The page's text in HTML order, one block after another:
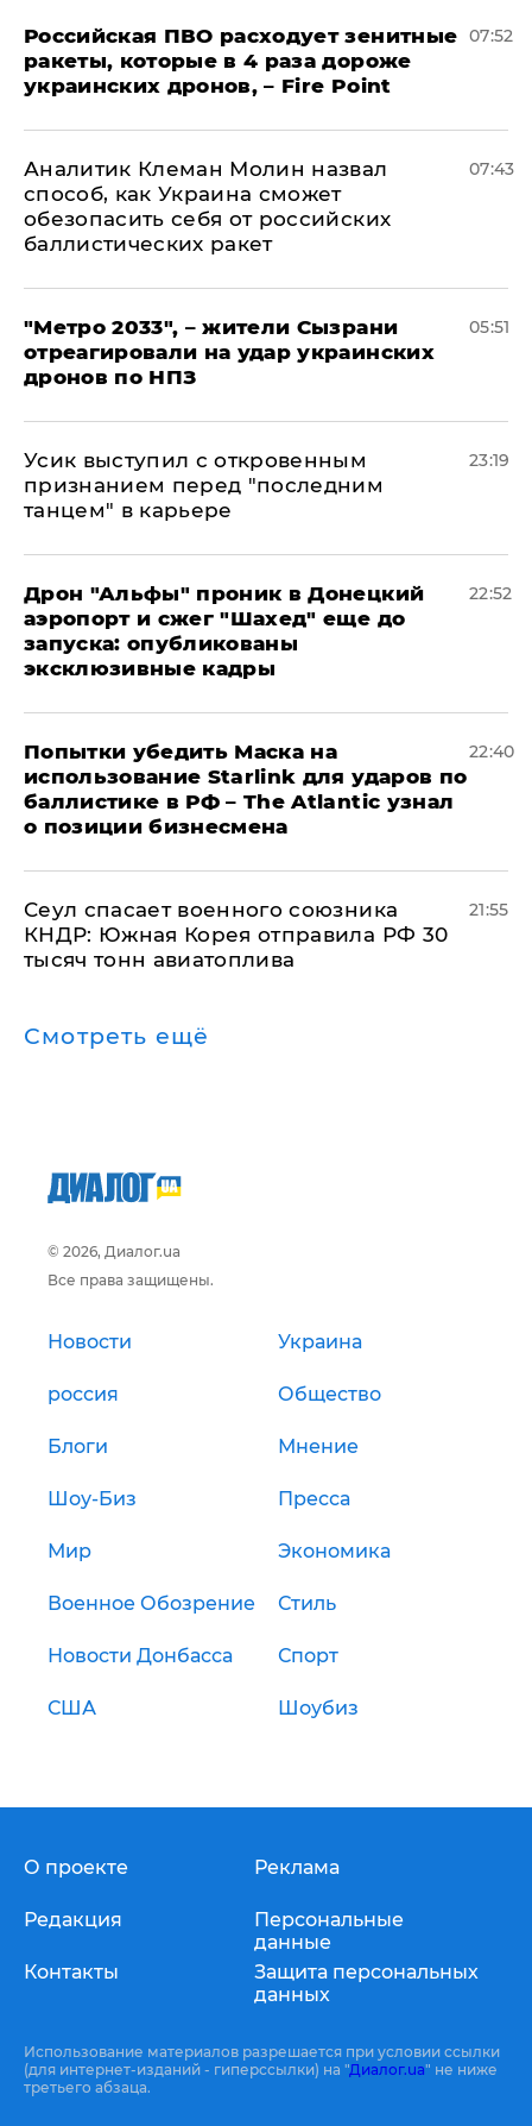
Российская ПВО расходует зенитные
ракеты, которые в 4 раза дороже
украинских дронов, – Fire Point
07:52
Аналитик Клеман Молин назвал
способ, как Украина сможет
обезопасить себя от российских
баллистических ракет
07:43
"Метро 2033", – жители Сызрани
отреагировали на удар украинских
дронов по НПЗ
05:51
Усик выступил с откровенным
признанием перед "последним
танцем" в карьере
23:19
Дрон "Альфы" проник в Донецкий
аэропорт и сжег "Шахед" еще до
запуска: опубликованы
эксклюзивные кадры
22:52
Попытки убедить Маска на
использование Starlink для ударов по
баллистике в РФ – The Atlantic узнал
о позиции бизнесмена
22:40
​Сеул спасает военного союзника
КНДР: Южная Корея отправила РФ 30
тысяч тонн авиатоплива
21:55
Смотреть ещё
© 2026, Диалог.ua
Все права защищены.
Новости Украина
россия Общество
Блоги Мнение
Шоу-Биз Пресса
Мир Экономика
Военное Обозрение Стиль
Новости Донбасса Спорт
США Шоубиз
О проекте
Редакция
Контакты
Реклама
Персональные
данные
Защита персональных
данных
Использование материалов разрешается при условии ссылки
(для интернет-изданий - гиперссылки) на "Диалог.ua" не ниже
третьего абзаца.